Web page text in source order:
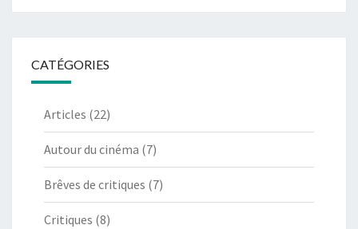
CATÉGORIES
Articles (22)
Autour du cinéma (7)
Brêves de critiques (7)
Critiques (8)